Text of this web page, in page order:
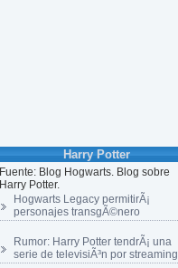
Harry Potter
Fuente: Blog Hogwarts. Blog sobre
Harry Potter.
Hogwarts Legacy permitirÃ¡
personajes transgÃ©nero
Rumor: Harry Potter tendrÃ¡ una
serie de televisiÃ³n por streaming